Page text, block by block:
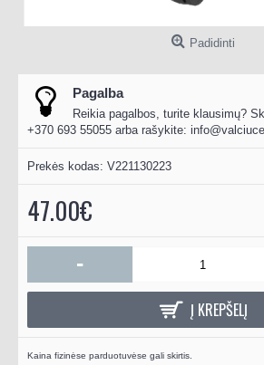
Padidinti
Pagalba
Reikia pagalbos, turite klausimų?
+370 693 55055 arba rašykite:
Prekės kodas: V221130223
47.00€
-
Į KREPŠELĮ
Kaina fizinėse parduotuvėse gali skirtis.